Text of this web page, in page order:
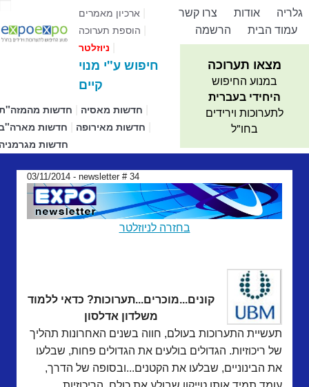
ארכיון מאמרים|
הוספת תערוכה
ניוזלטר
חיפוש ע"י מנוי
קיים
חדשות חדשות מאסיה
חדשות חדשות מאירופה
חדשות
צרו קשר אודות
גלריה
הרשמה
עמוד הבית
מצאו תערוכה
במנוע החיפוש
היחידי בעברית
לתערוכות וירידים
בחו"ל
03/11/2014 - newsletter # 34
בחזרה לניוזלטר
קונים...מוכרים...תערוכות? כדאי ללמוד
משלדון אדלסון
תעשיית התערוכות בעולם, חווה בשנים האחרונות תהליך
של ריכוזיות. הגדולים בולעים את הגדולים פחות, שבלעו
את הבינוניים, שבלעו את הקטנים...ובסופה של הדרך,